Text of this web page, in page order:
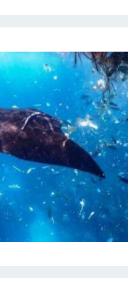
Mesin Penghancur
Organik